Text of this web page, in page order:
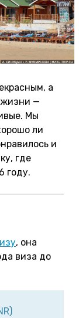
а
жизни —
Мы
ли
и
где
году.
, она
виза до